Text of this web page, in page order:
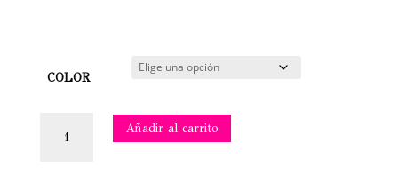
COLOR
Añadir al carrito